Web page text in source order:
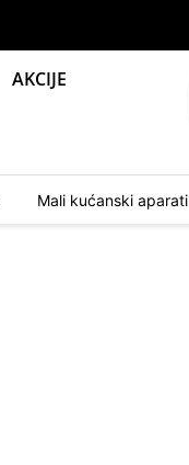
AKCIJE
Mali kućanski aparati